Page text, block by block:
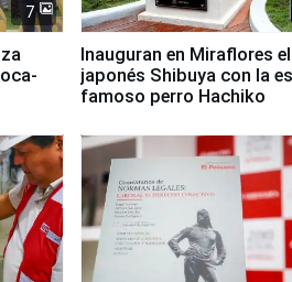
7
Inauguran en Miraflores
japonés Shibuya con la
famoso perro Hachiko